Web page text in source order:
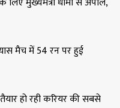
मैच में 54 रन पर हुई
हो रही करियर की सबसे